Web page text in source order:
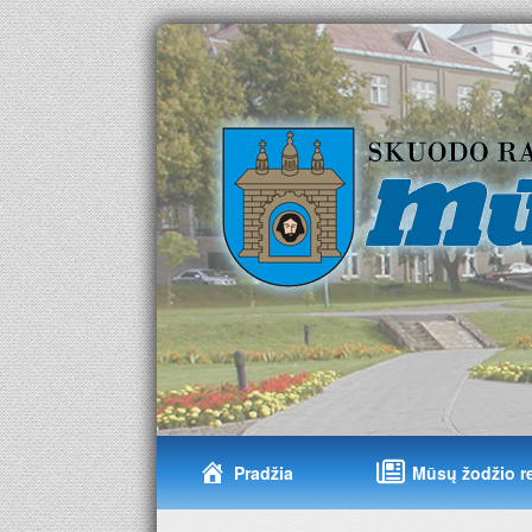
Pradžia Mūsų žodžio